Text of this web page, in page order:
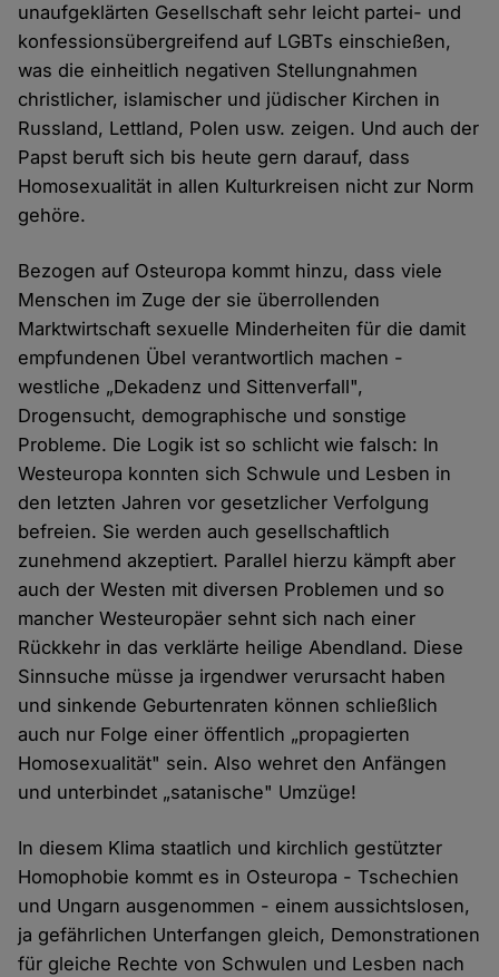
unaufgeklärten Gesellschaft sehr leicht partei- und
konfessionsübergreifend auf LGBTs einschießen,
was die einheitlich negativen Stellungnahmen
christlicher, islamischer und jüdischer Kirchen in
Russland, Lettland, Polen usw. zeigen. Und auch der
Papst beruft sich bis heute gern darauf, dass
Homosexualität in allen Kulturkreisen nicht zur Norm
gehöre.
Bezogen auf Osteuropa kommt hinzu, dass viele
Menschen im Zuge der sie überrollenden
Marktwirtschaft sexuelle Minderheiten für die damit
empfundenen Übel verantwortlich machen -
westliche „Dekadenz und Sittenverfall",
Drogensucht, demographische und sonstige
Probleme. Die Logik ist so schlicht wie falsch: In
Westeuropa konnten sich Schwule und Lesben in
den letzten Jahren vor gesetzlicher Verfolgung
befreien. Sie werden auch gesellschaftlich
zunehmend akzeptiert. Parallel hierzu kämpft aber
auch der Westen mit diversen Problemen und so
mancher Westeuropäer sehnt sich nach einer
Rückkehr in das verklärte heilige Abendland. Diese
Sinnsuche müsse ja irgendwer verursacht haben
und sinkende Geburtenraten können schließlich
auch nur Folge einer öffentlich „propagierten
Homosexualität" sein. Also wehret den Anfängen
und unterbindet „satanische" Umzüge!
In diesem Klima staatlich und kirchlich gestützter
Homophobie kommt es in Osteuropa - Tschechien
und Ungarn ausgenommen - einem aussichtslosen,
ja gefährlichen Unterfangen gleich, Demonstrationen
für gleiche Rechte von Schwulen und Lesben nach